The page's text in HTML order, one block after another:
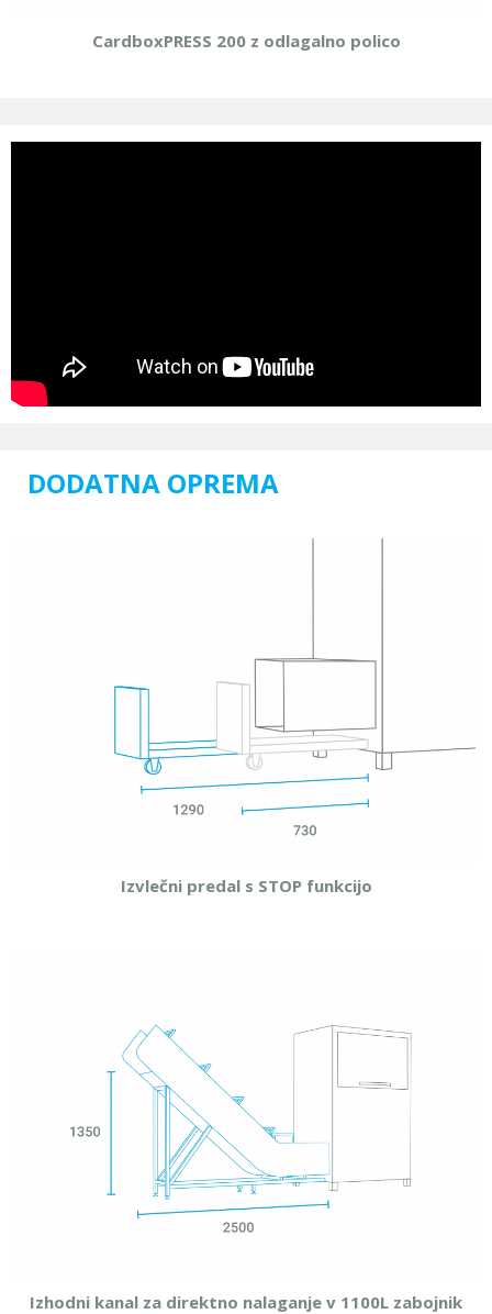
CardboxPRESS 200 z odlagalno polico
DODATNA OPREMA
Izvlečni predal s STOP funkcijo
Izhodni kanal za direktno nalaganje v 1100L zabojnik